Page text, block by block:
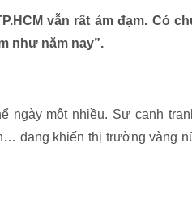
vẫn rất ảm đạm. Có
như năm nay”.
ngày một nhiều. Sự cạnh
đang khiến thị trường vàng